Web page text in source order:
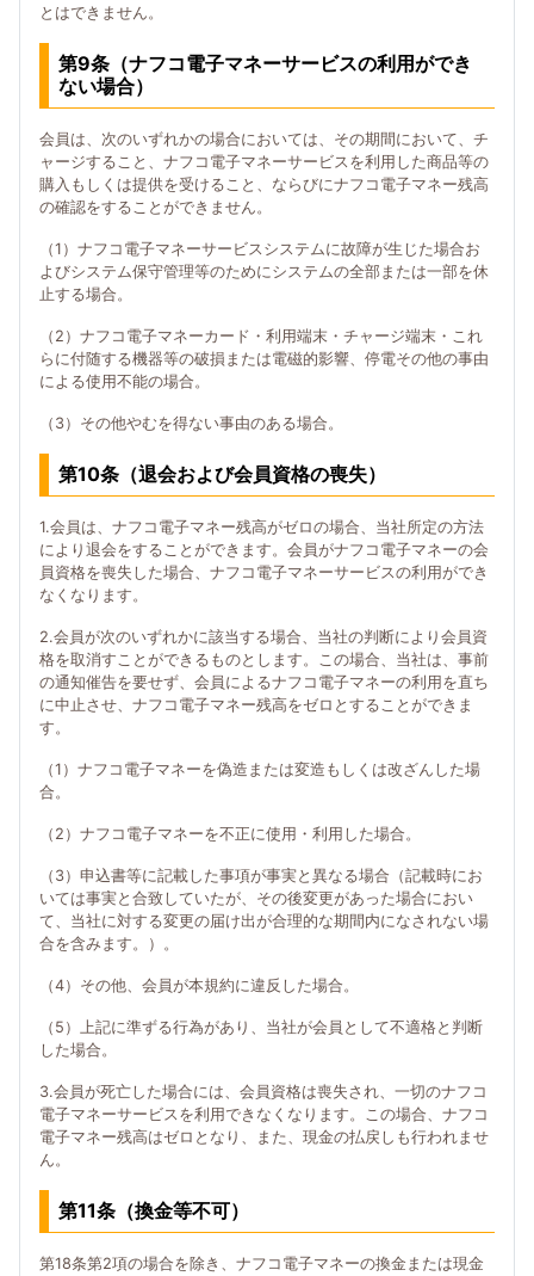
とはできません。
第9条（ナフコ電子マネーサービスの利用ができ
ない場合）
会員は、次のいずれかの場合においては、その期間において、チ
ャージすること、ナフコ電子マネーサービスを利用した商品等の
購入もしくは提供を受けること、ならびにナフコ電子マネー残高
の確認をすることができません。
（1）ナフコ電子マネーサービスシステムに故障が生じた場合お
よびシステム保守管理等のためにシステムの全部または一部を休
止する場合。
（2）ナフコ電子マネーカード・利用端末・チャージ端末・これ
らに付随する機器等の破損または電磁的影響、停電その他の事由
による使用不能の場合。
（3）その他やむを得ない事由のある場合。
第10条（退会および会員資格の喪失）
1.会員は、ナフコ電子マネー残高がゼロの場合、当社所定の方法
により退会をすることができます。会員がナフコ電子マネーの会
員資格を喪失した場合、ナフコ電子マネーサービスの利用ができ
なくなります。
2.会員が次のいずれかに該当する場合、当社の判断により会員資
格を取消すことができるものとします。この場合、当社は、事前
の通知催告を要せず、会員によるナフコ電子マネーの利用を直ち
に中止させ、ナフコ電子マネー残高をゼロとすることができま
す。
（1）ナフコ電子マネーを偽造または変造もしくは改ざんした場
合。
（2）ナフコ電子マネーを不正に使用・利用した場合。
（3）申込書等に記載した事項が事実と異なる場合（記載時にお
いては事実と合致していたが、その後変更があった場合におい
て、当社に対する変更の届け出が合理的な期間内になされない場
合を含みます。）。
（4）その他、会員が本規約に違反した場合。
（5）上記に準ずる行為があり、当社が会員として不適格と判断
した場合。
3.会員が死亡した場合には、会員資格は喪失され、一切のナフコ
電子マネーサービスを利用できなくなります。この場合、ナフコ
電子マネー残高はゼロとなり、また、現金の払戻しも行われませ
ん。
第11条（換金等不可）
第18条第2項の場合を除き、ナフコ電子マネーの換金または現金